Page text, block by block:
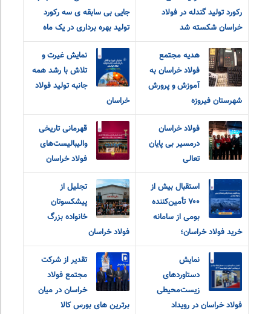
رکورد تولید گندله در فولاد
خراسان شکسته شد
جایی بی سابقه ی سه رکورد
تولید بهره برداری در یک ماه
هدیه مجتمع
فولاد خراسان به
آموزش و پرورش
شهرستان فیروزه
نمایش غیرت و
تلاش با رشد همه
جانبه تولید فولاد
خراسان
فولاد خراسان
درمسیر بی پایان
تعالی
قهرمانی تاریخی
والیبالیست‌های
فولاد خراسان
استقبال بیش از
۷۰۰ تأمین‌کننده
بومی از سامانه
خرید فولاد خراسان؛
تجلیل از
پیشکسوتان
خانواده بزرگ
فولاد خراسان
نمایش
دستاوردهای
زیست‌محیطی
فولاد خراسان در رویداد
تقدیر از شرکت
مجتمع فولاد
خراسان در میان
برترین های بورس کالا